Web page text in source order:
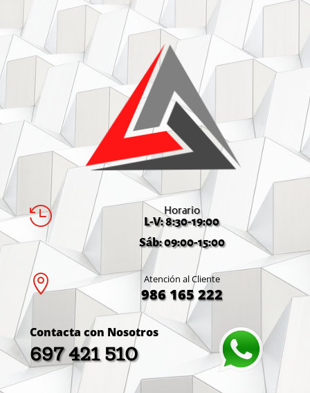
 Horario
L-V: 8:30-19:00
Sáb: 09:00-15:00
 Atención al Cliente
986 165 222
Contacta con Nosotros
697 421 510